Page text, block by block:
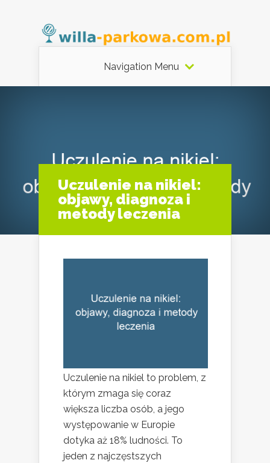
Navigation Menu
Uczulenie na nikiel:
objawy, diagnoza i
metody leczenia
Uczulenie na nikiel to problem, z
którym zmaga się coraz
większa liczba osób, a jego
występowanie w Europie
dotyka aż 18% ludności. To
jeden z najczęstszych